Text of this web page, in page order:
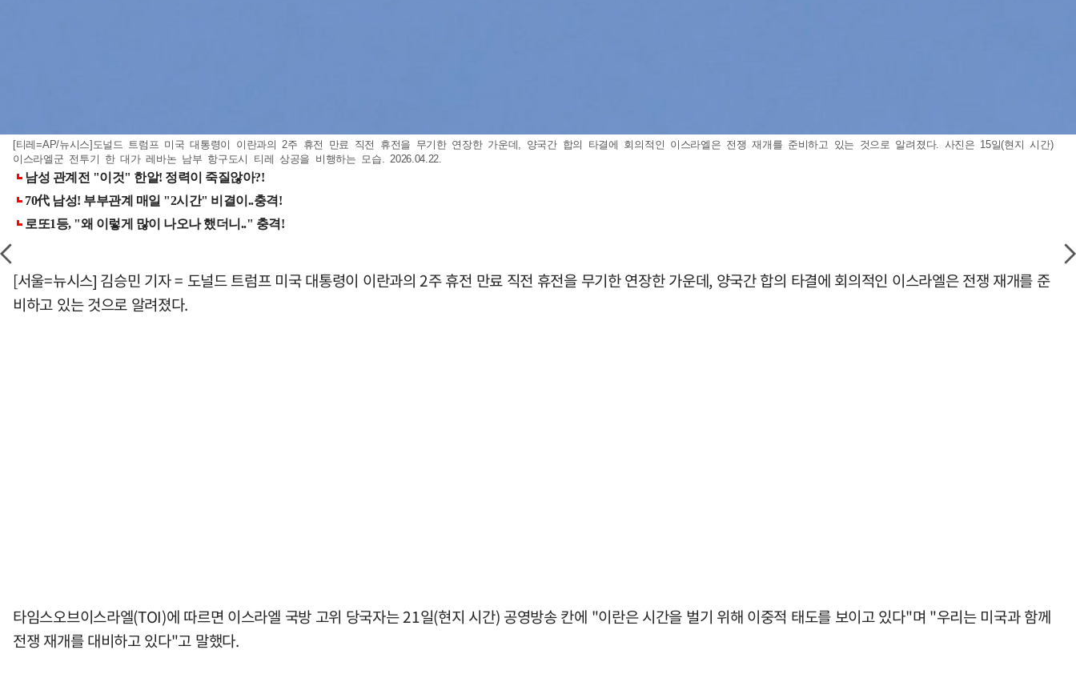
[티레=AP/뉴시스]도널드 트럼프 미국 대통령이 이란과의 2주 휴전 만료 직전 휴전을 무기한 연장한 가운데, 양국간 합의 타결에 회의적인 이스라엘은 전쟁 재개를 준비하고 있는 것으로 알려졌다. 사진은 15일(현지 시간)
이스라엘군 전투기 한 대가 레바논 남부 항구도시 티레 상공을 비행하는 모습. 2026.04.22.
[서울=뉴시스] 김승민 기자 = 도널드 트럼프 미국 대통령이 이란과의 2주 휴전 만료 직전 휴전을 무기한 연장한 가운데, 양국간 합의 타결에 회의적인 이스라엘은 전쟁 재개를 준
비하고 있는 것으로 알려졌다.
타임스오브이스라엘(TOI)에 따르면 이스라엘 국방 고위 당국자는 21일(현지 시간) 공영방송 칸에 "이란은 시간을 벌기 위해 이중적 태도를 보이고 있다"며 "우리는 미국과 함께
전쟁 재개를 대비하고 있다"고 말했다.